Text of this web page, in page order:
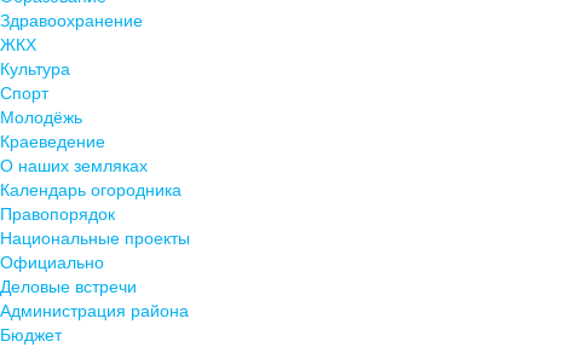
Здравоохранение
ЖКХ
Культура
Спорт
Молодёжь
Краеведение
О наших земляках
Календарь огородника
Правопорядок
Национальные проекты
Официально
Деловые встречи
Администрация района
Бюджет